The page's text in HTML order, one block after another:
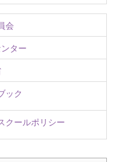
会
ター
ック
クールポリシー